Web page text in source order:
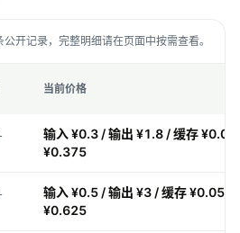
公开记录，完整明细请在页面中按需查看。
当前价格
输入 ¥0.3 / 输出 ¥1.8 / 缓存 ¥0.03
¥0.375
输入 ¥0.5 / 输出 ¥3 / 缓存 ¥0.05 /
¥0.625